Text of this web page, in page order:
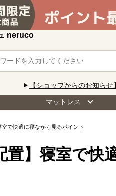
neruco
【ショップからのお知ら
マットレス
室で快適に寝ながら見るポイント
置】寝室で快